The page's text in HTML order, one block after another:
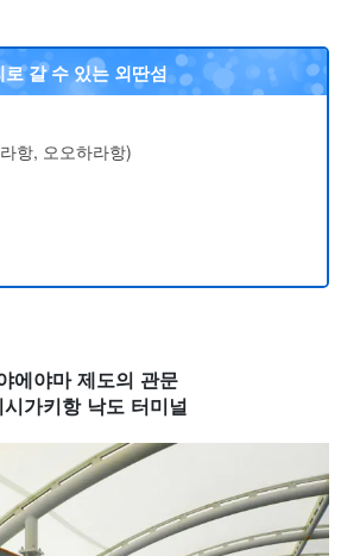
갈 수 있는 외딴섬
항, 오오하라항)
에야마 제도의 관문
시가키항 낙도 터미널